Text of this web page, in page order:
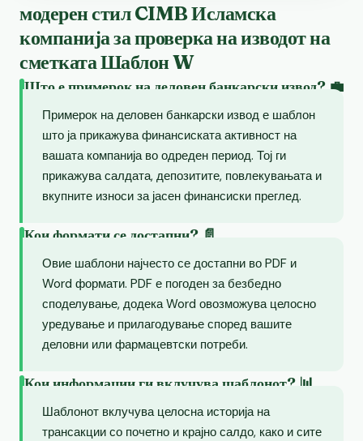
модерен стил CIMB Исламска
компанија за проверка на изводот на
сметката Шаблон W
Што е примерок на деловен банкарски извод? 💼
Примерок на деловен банкарски извод е шаблон
што ја прикажува финансиската активност на
вашата компанија во одреден период. Тој ги
прикажува салдата, депозитите, повлекувањата и
вкупните износи за јасен финансиски преглед.
Кои формати се достапни? 📄
Овие шаблони најчесто се достапни во PDF и
Word формати. PDF е погоден за безбедно
споделување, додека Word овозможува целосно
уредување и прилагодување според вашите
деловни или фармацевтски потреби.
Кои информации ги вклучува шаблонот? 📊
Шаблонот вклучува целосна историја на
трансакции со почетно и крајно салдо, како и сите